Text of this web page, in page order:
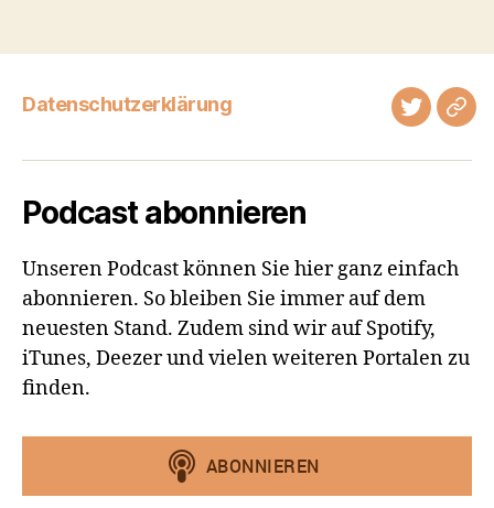
Datenschutzerklärung
Twitter
Podcast abonnieren
Unseren Podcast können Sie hier ganz einfach
abonnieren. So bleiben Sie immer auf dem
neuesten Stand. Zudem sind wir auf Spotify,
iTunes, Deezer und vielen weiteren Portalen zu
finden.